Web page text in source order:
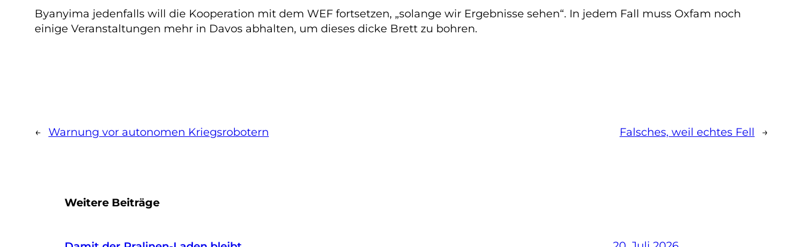
Byanyima jedenfalls will die Kooperation mit dem WEF fortsetzen, „solange wir Ergebnisse sehen“. In jedem Fall muss Oxfam noch
einige Veranstaltungen mehr in Davos abhalten, um dieses dicke Brett zu bohren.
← Warnung vor autonomen Kriegsrobotern Falsches, weil echtes Fell →
Weitere Beiträge